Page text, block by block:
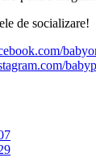
de socializare!